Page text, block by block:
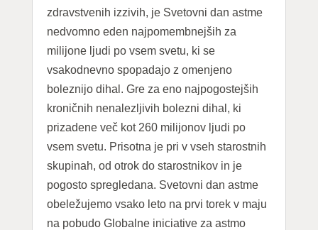
zdravstvenih izzivih, je Svetovni dan astme
nedvomno eden najpomembnejših za
milijone ljudi po vsem svetu, ki se
vsakodnevno spopadajo z omenjeno
boleznijo dihal. Gre za eno najpogostejših
kroničnih nenalezljivih bolezni dihal, ki
prizadene več kot 260 milijonov ljudi po
vsem svetu. Prisotna je pri v vseh starostnih
skupinah, od otrok do starostnikov in je
pogosto spregledana. Svetovni dan astme
obeležujemo vsako leto na prvi torek v maju
na pobudo Globalne iniciative za astmo